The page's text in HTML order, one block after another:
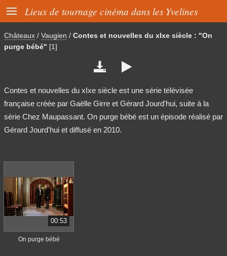
 Lieux de tournage cinéma dans les Yvelines
Châteaux / Vaugien / Contes et nouvelles du xIxe siècle : "On
purge bébé" [1]
 
Contes et nouvelles du xIxe siècle est une série télévisée
française créée par Gaëlle Girre et Gérard Jourd'hui, suite à la
série Chez Maupassant. On purge bébé est un épisode réalisé par
Gérard Jourd'hui et diffusé en 2010.
00:53
On purge bébé